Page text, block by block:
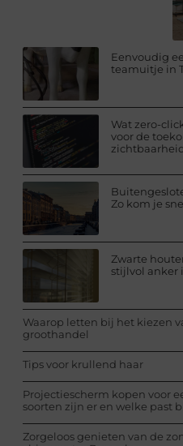
Eenvoudig
teamuitje in
Wat zero-
voor de
Zo kom je
Zwarte
stijlvol anker
Waarop letten bij het kiezen
groothandel
Tips voor krullend haar
Projectiescherm kopen voor
soorten zijn er en welke past
Zorgeloos genieten van de